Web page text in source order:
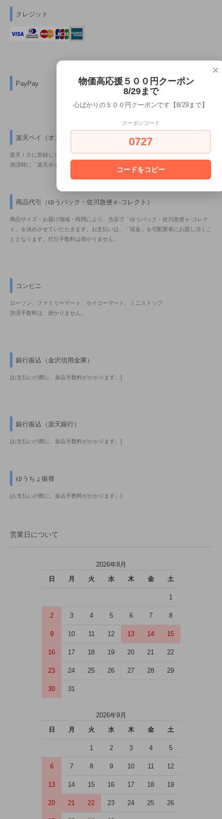
クレジット
PayPay
楽天ペイ（オンライン決済）
楽天ＩＤに登録しているクレジットカード情報を利用して、簡単に決済できます。
決済時に「楽天ポイントの獲得及び利用」が出来ます。
商品代引（ゆうパック・佐川急便ｅ-コレクト）
商品サイズ・お届け地域・時間により、当店で「ゆうパック・佐川急便ｅ-コレク
ト」を決めさせていただきます。お支払いは、「現金」を宅配業者にお渡し頂くこ
ととなります。代引手数料は掛かりません。
コンビニ
ローソン、ファミリーマート、セイコーマート、ミニストップ
決済手数料は、掛かりません。
銀行振込（金沢信用金庫）
[お支払いの際に、振込手数料がかかります。]
銀行振込（楽天銀行）
[お支払いの際に、振込手数料がかかります。]
ゆうちょ振替
[お支払いの際に、振込手数料がかかります。]
営業日について
2026年8月
日 月 火 水 木 金 土
1
2 3 4 5 6 7 8
9 10 11 12 13 14 15
16 17 18 19 20 21 22
23 24 25 26 27 28 29
30 31
2026年9月
日 月 火 水 木 金 土
1 2 3 4 5
6 7 8 9 10 11 12
13 14 15 16 17 18 19
20 21 22 23 24 25 26
×
物価高応援５００円クーポン
8/29まで
心ばかりの５００円クーポンです【8/29まで】
クーポンコード
0727
コードをコピー